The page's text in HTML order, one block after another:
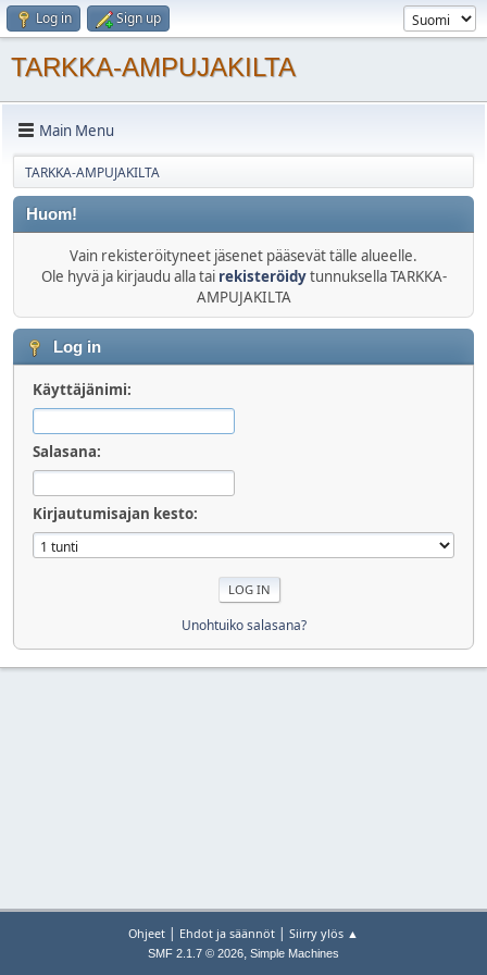
Log in Sign up
TARKKA-AMPUJAKILTA
Main Menu
TARKKA-AMPUJAKILTA
Huom!
Vain rekisteröityneet jäsenet pääsevät tälle alueelle.
Ole hyvä ja kirjaudu alla tai rekisteröidytunnuksella TARKKA-
AMPUJAKILTA
Log in
Käyttäjänimi:
Salasana:
Kirjautumisajan kesto:
Unohtuiko salasana?
Ohjeet | Ehdot ja säännöt | Siirry ylös ▲
SMF 2.1.7 © 2026, Simple Machines